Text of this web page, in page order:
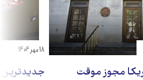
مجوز موقت
جدیدترین
۱۸ مهر ۱۴۰۴